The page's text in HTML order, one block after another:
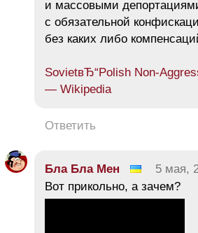
и массовыми
с обязательной
без каких либо
SovietвЂ“Polish Non-
— Wikipedia
Ответить
Бла Бла Мен 5 мая,
Вот прикольно, а зачем?